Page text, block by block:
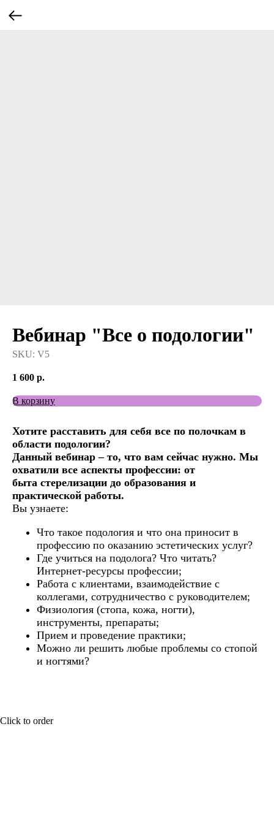
Вебинар "Все о подологии"
SKU: V5
1 600 р.
В корзину
Хотите расставить для себя все по полочкам в
области подологии?
Данный вебинар – то, что вам сейчас нужно. Мы
охватили все аспекты профессии: от
быта стерелизации до образования и
практической работы.
Вы узнаете:
Что такое подология и что она приносит в
профессию по оказанию эстетических услуг?
Где учиться на подолога? Что читать?
Интернет-ресурсы профессии;
Работа с клиентами, взаимодействие с
коллегами, сотрудничество с руководителем;
Физиология (стопа, кожа, ногти),
инструменты, препараты;
Прием и проведение практики;
Можно ли решить любые проблемы со стопой
и ногтями?
Click to order